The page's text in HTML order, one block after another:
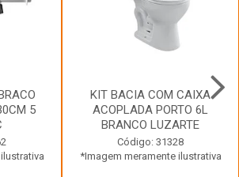
5
KIT BACIA COM CAIXA
ACOPLADA PORTO 6L
BRANCO LUZARTE
Código: 31328
*Imagem meramente ilustrativa